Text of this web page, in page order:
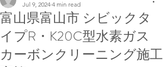
富山県富山市 シビックタ
イプR・K20C型水素ガス
カーボンクリーニング施工
Jul 9, 2024 4 min read